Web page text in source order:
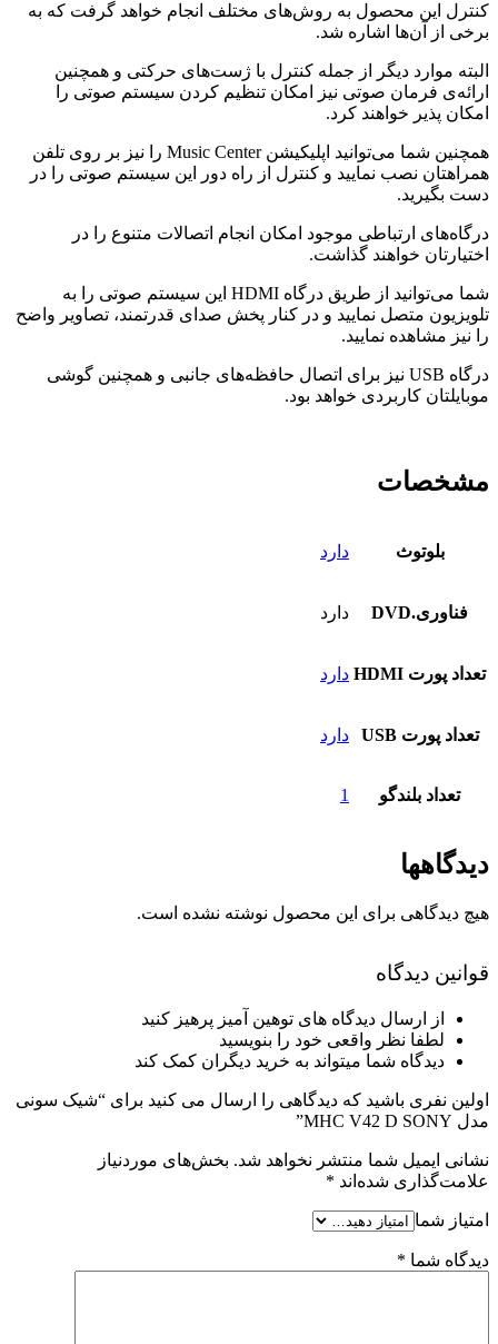
کنترل این محصول به روش‌های مختلف انجام خواهد گرفت که به
برخی از آن‌ها اشاره شد.
البته موارد دیگر از جمله کنترل با ژست‌های حرکتی و همچنین
ارائه‌ی فرمان صوتی نیز امکان تنظیم کردن سیستم صوتی را
امکان پذیر خواهند کرد.
همچنین شما می‌توانید اپلیکیشن Music Center را نیز بر روی تلفن
همراهتان نصب نمایید و کنترل از راه دور این سیستم صوتی را در
دست بگیرید.
درگاه‌های ارتباطی موجود امکان انجام اتصالات متنوع را در
اختیارتان خواهند گذاشت.
شما می‌توانید از طریق درگاه HDMI این سیستم صوتی را به
تلویزیون متصل نمایید و در کنار پخش صدای قدرتمند، تصاویر واضح
را نیز مشاهده نمایید.
درگاه USB نیز برای اتصال حافظه‌های جانبی و همچنین گوشی
موبایلتان کاربردی خواهد بود.
مشخصات
بلوتوث دارد
فناوری.DVD دارد
تعداد پورت HDMI دارد
تعداد پورت USB دارد
تعداد بلندگو 1
دیدگاهها
هیچ دیدگاهی برای این محصول نوشته نشده است.
قوانین دیدگاه
از ارسال دیدگاه های توهین آمیز پرهیز کنید
لطفا نظر واقعی خود را بنویسید
دیدگاه شما میتواند به خرید دیگران کمک کند
اولین نفری باشید که دیدگاهی را ارسال می کنید برای “شیک سونی
مدل MHC V42 D SONY”
نشانی ایمیل شما منتشر نخواهد شد. بخش‌های موردنیاز
علامت‌گذاری شده‌اند *
امتیاز شما
دیدگاه شما *